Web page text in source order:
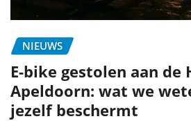
NIEUWS
E-bike gestolen aan
Apeldoorn: wat we
jezelf beschermt